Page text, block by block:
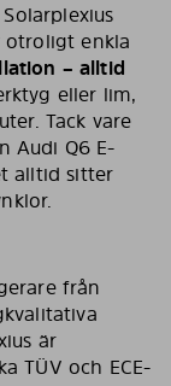
otroligt enkla
– alltid
eller lim,
Tack vare
Audi Q6 E-
alltid sitter
från
är
TÜV och ECE-